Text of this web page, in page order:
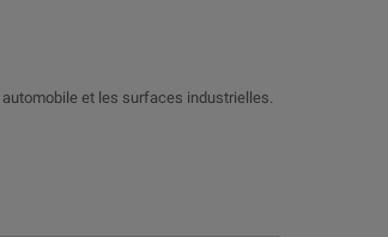
et les surfaces industrielles.